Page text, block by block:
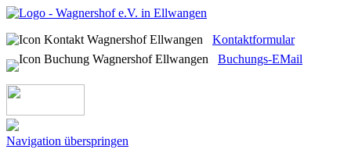
Kontaktformular
Buchungs-EMail
Navigation überspringen